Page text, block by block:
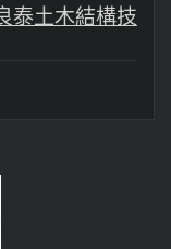
泰土木結構技